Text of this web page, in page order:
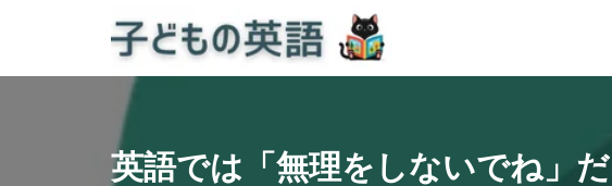
英語では「無理をしないでね」